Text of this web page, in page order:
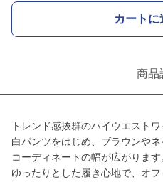
カートに
商品
トレンド感抜群のハイウエスト
白パンツをはじめ、ブラウンや
コーディネートの幅が広がります
ゆったりとした履き心地で、オ